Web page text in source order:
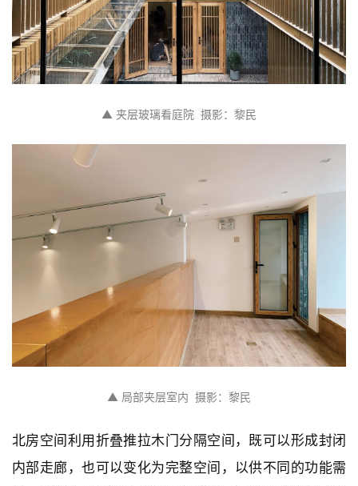
▲ 夹层玻璃看庭院  摄影：黎民
▲ 局部夹层室内  摄影：黎民
北房空间利用折叠推拉木门分隔空间，既可以形成封闭
内部走廊，也可以变化为完整空间，以供不同的功能需